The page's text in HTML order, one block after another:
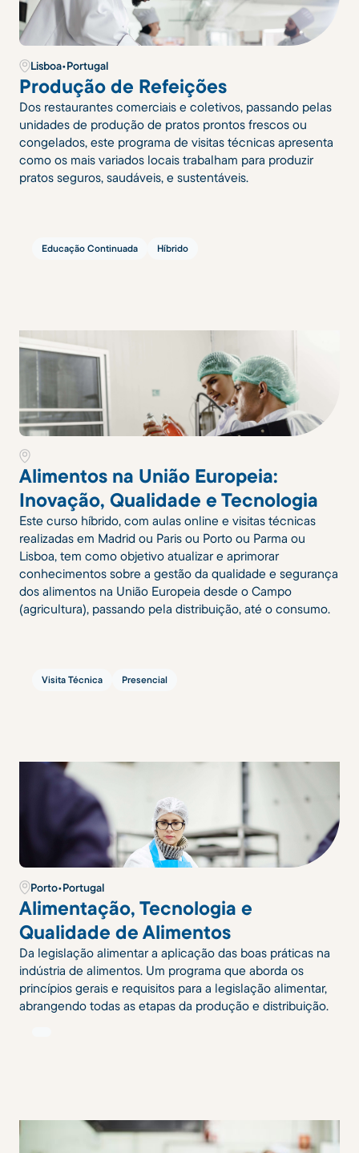
Lisboa•Portugal
Produção de Refeições
Dos restaurantes comerciais e coletivos, passando pelas
unidades de produção de pratos prontos frescos ou
congelados, este programa de visitas técnicas apresenta
como os mais variados locais trabalham para produzir
pratos seguros, saudáveis, e sustentáveis.
Educação Continuada Híbrido
Alimentos na União Europeia:
Inovação, Qualidade e Tecnologia
Este curso híbrido, com aulas online e visitas técnicas
realizadas em Madrid ou Paris ou Porto ou Parma ou
Lisboa, tem como objetivo atualizar e aprimorar
conhecimentos sobre a gestão da qualidade e segurança
dos alimentos na União Europeia desde o Campo
(agricultura), passando pela distribuição, até o consumo.
Visita Técnica Presencial
Porto•Portugal
Alimentação, Tecnologia e
Qualidade de Alimentos
Da legislação alimentar a aplicação das boas práticas na
indústria de alimentos. Um programa que aborda os
princípios gerais e requisitos para a legislação alimentar,
abrangendo todas as etapas da produção e distribuição.